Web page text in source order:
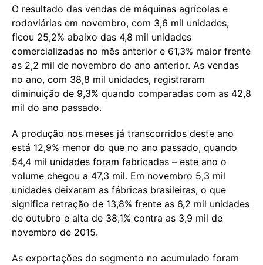
O resultado das vendas de máquinas agrícolas e
rodoviárias em novembro, com 3,6 mil unidades,
ficou 25,2% abaixo das 4,8 mil unidades
comercializadas no mês anterior e 61,3% maior frente
as 2,2 mil de novembro do ano anterior. As vendas
no ano, com 38,8 mil unidades, registraram
diminuição de 9,3% quando comparadas com as 42,8
mil do ano passado.
A produção nos meses já transcorridos deste ano
está 12,9% menor do que no ano passado, quando
54,4 mil unidades foram fabricadas – este ano o
volume chegou a 47,3 mil. Em novembro 5,3 mil
unidades deixaram as fábricas brasileiras, o que
significa retração de 13,8% frente as 6,2 mil unidades
de outubro e alta de 38,1% contra as 3,9 mil de
novembro de 2015.
As exportações do segmento no acumulado foram